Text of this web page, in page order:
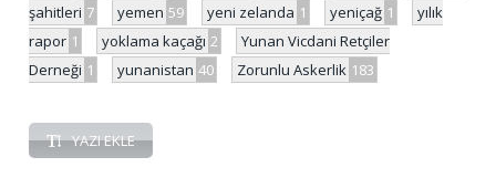
şahitleri 7 yemen 59 yeni zelanda 1 yeniçağ 1
yılık
rapor 1 yoklama kaçağı 2
Yunan Vicdani Retçiler
Derneği 1 yunanistan 40 Zorunlu Askerlik 183
YAZI EKLE